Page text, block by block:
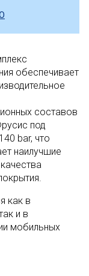
обеспечивает
составов
под
bar, что
наилучшие
как в
и в
мобильных